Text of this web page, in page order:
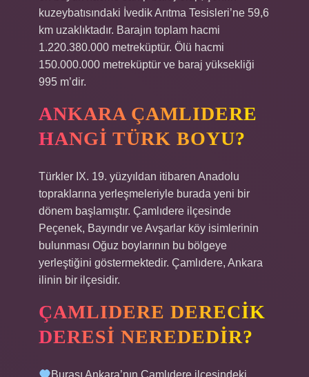
kuzeybatısındaki İvedik Arıtma Tesisleri’ne 59,6
km uzaklıktadır. Barajın toplam hacmi
1.220.380.000 metreküptür. Ölü hacmi
150.000.000 metreküptür ve baraj yüksekliği
995 m’dir.
ANKARA ÇAMLIDERE
HANGI TÜRK BOYU?
Türkler IX. 19. yüzyıldan itibaren Anadolu
topraklarına yerleşmeleriyle burada yeni bir
dönem başlamıştır. Çamlıdere ilçesinde
Peçenek, Bayındır ve Avşarlar köy isimlerinin
bulunması Oğuz boylarının bu bölgeye
yerleştiğini göstermektedir. Çamlıdere, Ankara
ilinin bir ilçesidir.
ÇAMLIDERE DERECIK
DERESI NEREDEDIR?
Burası Ankara’nın Çamlıdere ilçesindeki